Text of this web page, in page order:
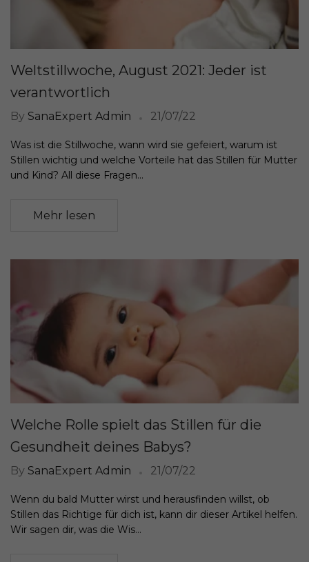
Weltstillwoche, August 2021: Jeder ist
verantwortlich
By SanaExpert Admin 21/07/22
Was ist die Stillwoche, wann wird sie gefeiert, warum ist
Stillen wichtig und welche Vorteile hat das Stillen für Mutter
und Kind? All diese Fragen...
Mehr lesen
Welche Rolle spielt das Stillen für die
Gesundheit deines Babys?
By SanaExpert Admin 21/07/22
Wenn du bald Mutter wirst und herausfinden willst, ob
Stillen das Richtige für dich ist, kann dir dieser Artikel helfen.
Wir sagen dir, was die Wis...